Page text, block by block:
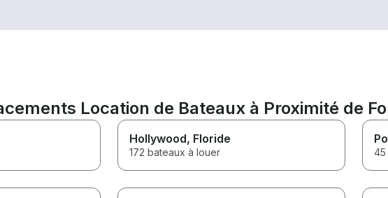
Location de Bateaux à Proximité de
Hollywood, Floride
172 bateaux à louer 45